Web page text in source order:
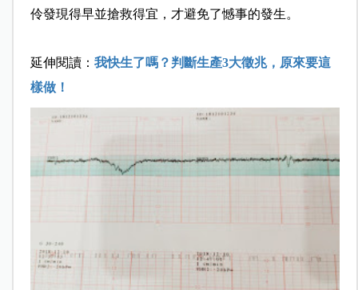
伶發現得早並搶救得宜，才避免了憾事的發生。
延伸閱讀： 我快生了嗎？判斷生產3大徵兆，原來要這
樣做！